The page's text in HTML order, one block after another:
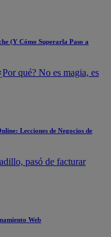
(Y Cómo Superarla Paso a
qué? No es magia, es
Lecciones de Negocios de
pasó de facturar
Web